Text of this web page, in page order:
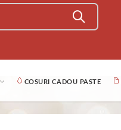
COȘURI CADOU PAȘTE